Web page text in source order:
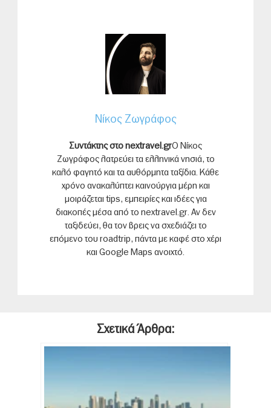
Νίκος Ζωγράφος
Συντάκτης στο nextravel.grΟ Νίκος
Ζωγράφος λατρεύει τα ελληνικά νησιά, το
καλό φαγητό και τα αυθόρμητα ταξίδια. Κάθε
χρόνο ανακαλύπτει καινούργια μέρη και
μοιράζεται tips, εμπειρίες και ιδέες για
διακοπές μέσα από το nextravel.gr. Αν δεν
ταξιδεύει, θα τον βρεις να σχεδιάζει το
επόμενο του roadtrip, πάντα με καφέ στο χέρι
και Google Maps ανοιχτό.
Σχετικά Άρθρα: